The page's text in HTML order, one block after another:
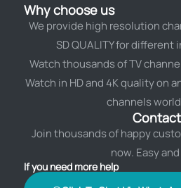
Why choose us
We provide high resolution
SD QUALITY for
Watch thousands of TV
Watch in HD and 4K quality on
channels
Contact
Join thousands of happy
now. Easy
If you need more help